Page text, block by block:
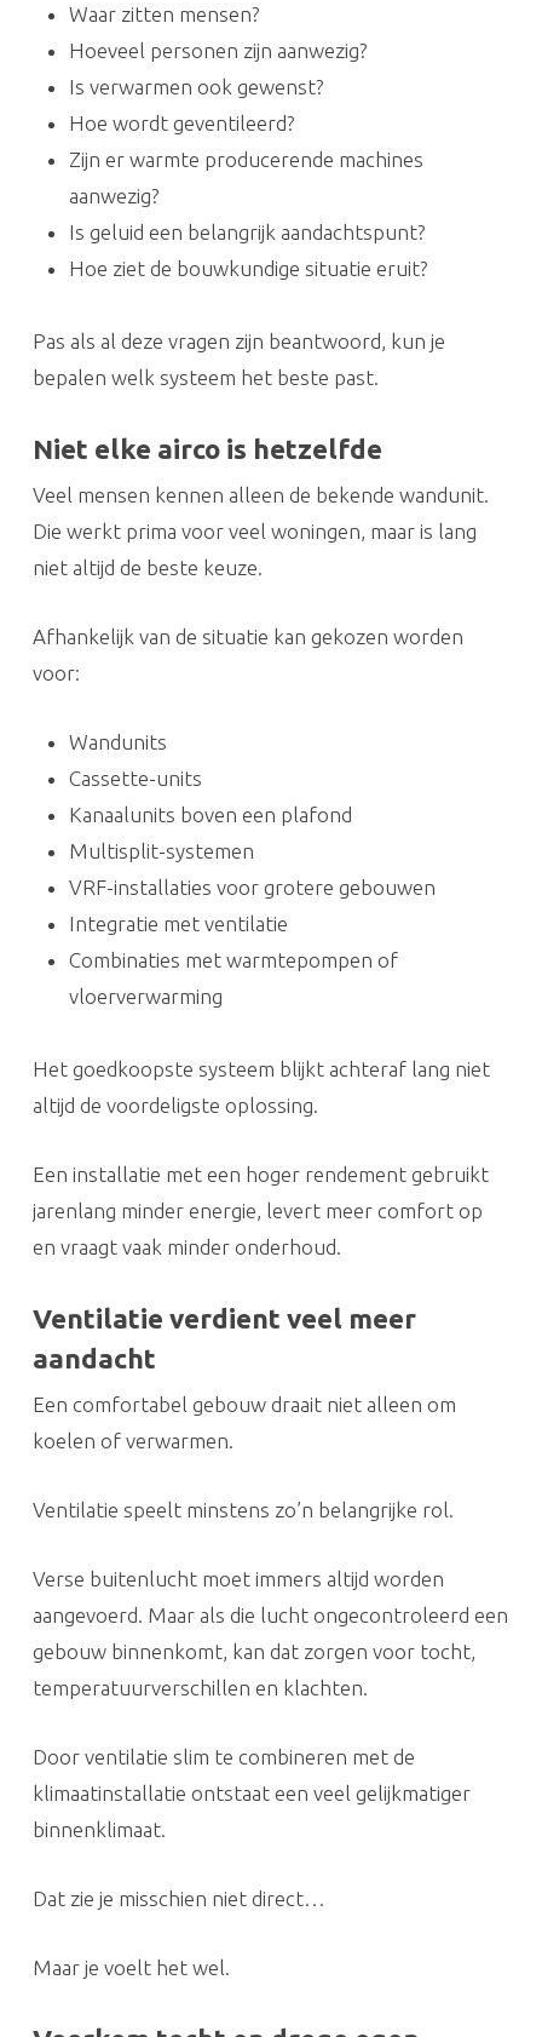
Waar zitten mensen?
Hoeveel personen zijn aanwezig?
Is verwarmen ook gewenst?
Hoe wordt geventileerd?
Zijn er warmte producerende machines
aanwezig?
Is geluid een belangrijk aandachtspunt?
Hoe ziet de bouwkundige situatie eruit?
Pas als al deze vragen zijn beantwoord, kun je
bepalen welk systeem het beste past.
Niet elke airco is hetzelfde
Veel mensen kennen alleen de bekende wandunit.
Die werkt prima voor veel woningen, maar is lang
niet altijd de beste keuze.
Afhankelijk van de situatie kan gekozen worden
voor:
Wandunits
Cassette-units
Kanaalunits boven een plafond
Multisplit-systemen
VRF-installaties voor grotere gebouwen
Integratie met ventilatie
Combinaties met warmtepompen of
vloerverwarming
Het goedkoopste systeem blijkt achteraf lang niet
altijd de voordeligste oplossing.
Een installatie met een hoger rendement gebruikt
jarenlang minder energie, levert meer comfort op
en vraagt vaak minder onderhoud.
Ventilatie verdient veel meer
aandacht
Een comfortabel gebouw draait niet alleen om
koelen of verwarmen.
Ventilatie speelt minstens zo’n belangrijke rol.
Verse buitenlucht moet immers altijd worden
aangevoerd. Maar als die lucht ongecontroleerd een
gebouw binnenkomt, kan dat zorgen voor tocht,
temperatuurverschillen en klachten.
Door ventilatie slim te combineren met de
klimaatinstallatie ontstaat een veel gelijkmatiger
binnenklimaat.
Dat zie je misschien niet direct…
Maar je voelt het wel.